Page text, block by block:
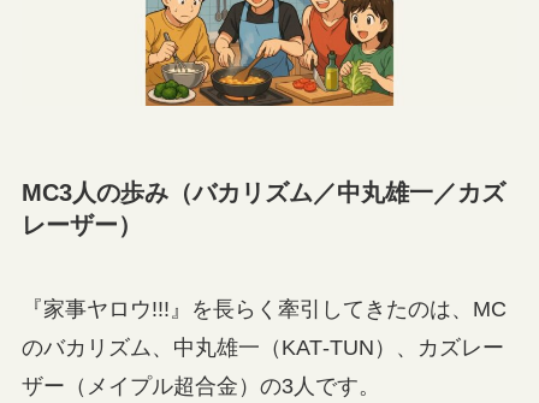
MC3人の歩み（バカリズム／中丸雄一／カズ
レーザー）
『家事ヤロウ!!!』を長らく牽引してきたのは、MC
のバカリズム、中丸雄一（KAT‑TUN）、カズレー
ザー（メイプル超合金）の3人です。